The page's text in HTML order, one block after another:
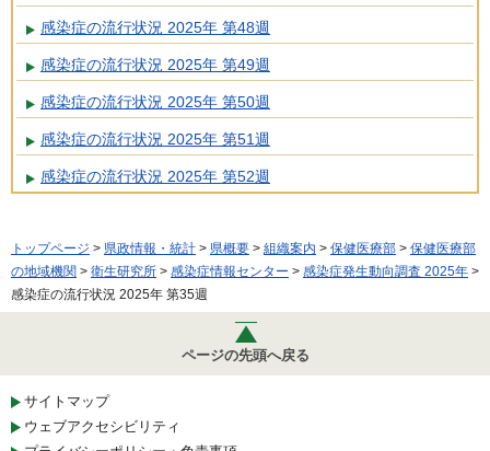
感染症の流行状況 2025年 第48週
感染症の流行状況 2025年 第49週
感染症の流行状況 2025年 第50週
感染症の流行状況 2025年 第51週
感染症の流行状況 2025年 第52週
トップページ > 県政情報・統計 > 県概要 > 組織案内 > 保健医療部 > 保健医療部
の地域機関 > 衛生研究所 > 感染症情報センター > 感染症発生動向調査 2025年 >
感染症の流行状況 2025年 第35週
ページの先頭へ戻る
サイトマップ
ウェブアクセシビリティ